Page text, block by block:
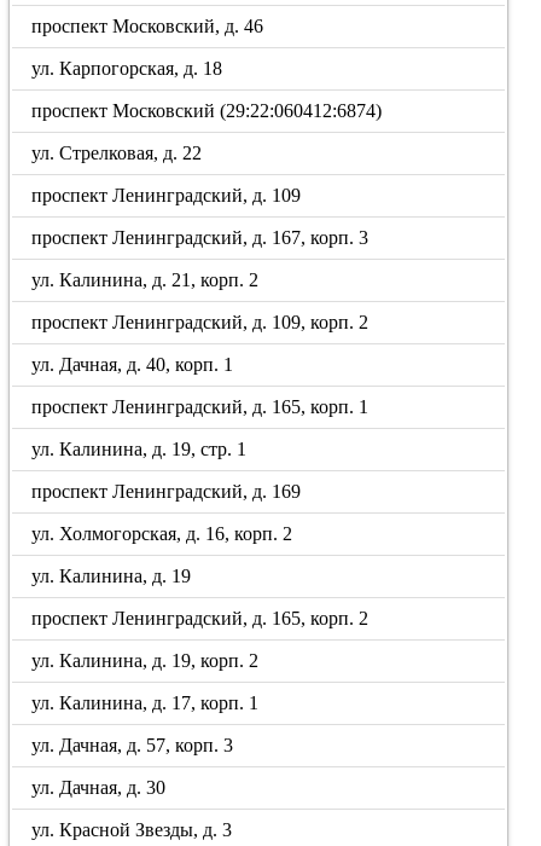
проспект Московский, д. 46
ул. Карпогорская, д. 18
проспект Московский (29:22:060412:6874)
ул. Стрелковая, д. 22
проспект Ленинградский, д. 109
проспект Ленинградский, д. 167, корп. 3
ул. Калинина, д. 21, корп. 2
проспект Ленинградский, д. 109, корп. 2
ул. Дачная, д. 40, корп. 1
проспект Ленинградский, д. 165, корп. 1
ул. Калинина, д. 19, стр. 1
проспект Ленинградский, д. 169
ул. Холмогорская, д. 16, корп. 2
ул. Калинина, д. 19
проспект Ленинградский, д. 165, корп. 2
ул. Калинина, д. 19, корп. 2
ул. Калинина, д. 17, корп. 1
ул. Дачная, д. 57, корп. 3
ул. Дачная, д. 30
ул. Красной Звезды, д. 3